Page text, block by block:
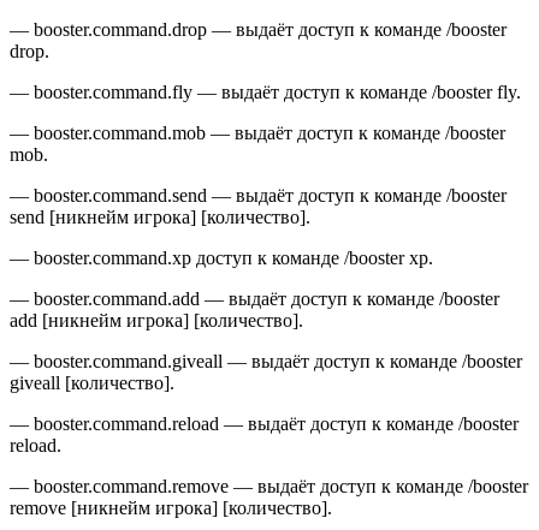
— booster.command.drop — выдаёт доступ к команде /booster
drop.
— booster.command.fly — выдаёт доступ к команде /booster fly.
— booster.command.mob — выдаёт доступ к команде /booster
mob.
— booster.command.send — выдаёт доступ к команде /booster
send [никнейм игрока] [количество].
— booster.command.xp доступ к команде /booster xp.
— booster.command.add — выдаёт доступ к команде /booster
add [никнейм игрока] [количество].
— booster.command.giveall — выдаёт доступ к команде /booster
giveall [количество].
— booster.command.reload — выдаёт доступ к команде /booster
reload.
— booster.command.remove — выдаёт доступ к команде /booster
remove [никнейм игрока] [количество].